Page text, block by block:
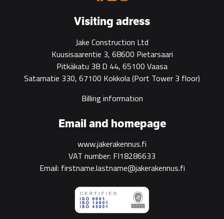
Visiting adress
Jake Construction Ltd
Kuusisaarentie 3, 68600 Pietarsaari
Pitkäkatu 38 D 44, 65100 Vaasa
Satamatie 330, 67100 Kokkola(Port Tower 3 floor)
Billing information
Email and homepage
www.jakerakennus.fi
VAT number: FI18286633
Email: firstname.lastname@jakerakennus.fi